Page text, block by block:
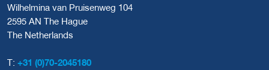
Wilhelmina van Pruisenweg 104
2595 AN The Hague
The Netherlands
T: +31 (0)70-2045180